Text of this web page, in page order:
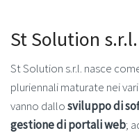
St Solution s.r.l.
St Solution s.r.l. nasce
pluriennali maturate nei
vanno dallosviluppo di
gestione di portali web;